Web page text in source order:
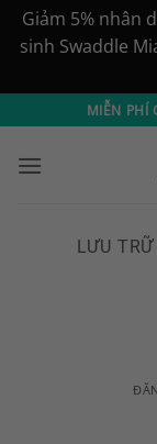
Giảm 5% nhân
sinh Swaddle
qua
nội
MIỄN PHÍ
LƯU